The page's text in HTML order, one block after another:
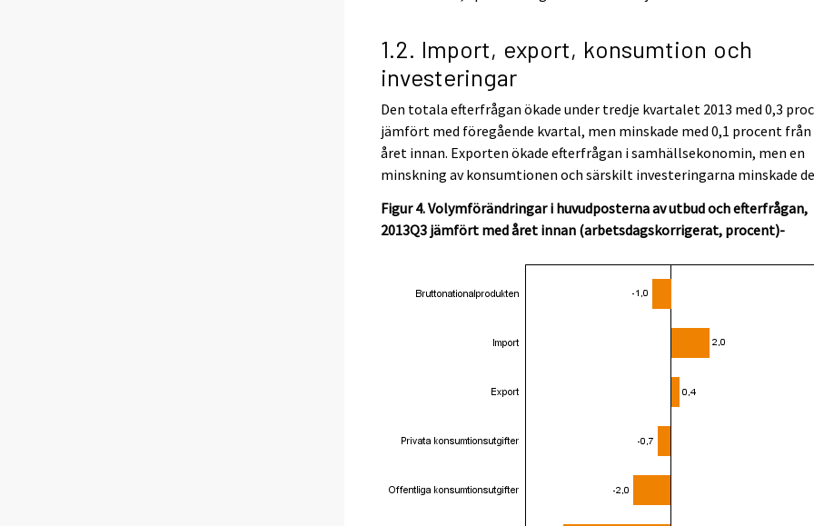
1.2. Import, export, konsumtion och
investeringar
Den totala efterfrågan ökade under tredje kvartalet 2013 med 0,3
jämfört med föregående kvartal, men minskade med 0,1 procent från
året innan. Exporten ökade efterfrågan i samhällsekonomin, men en
minskning av konsumtionen och särskilt investeringarna minskade
Figur 4. Volymförändringar i huvudposterna av utbud och efterfrågan,
2013Q3 jämfört med året innan (arbetsdagskorrigerat, procent)-